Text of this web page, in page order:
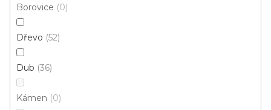
Borovice 0
Dřevo 52
Dub 36
Kámen 0